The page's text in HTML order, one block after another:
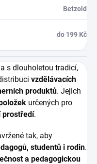
Betzold
do 199 Kč
s dlouholetou tradicí,
vzdělávacích
produktů. Jejich
určených pro
prostředí.
tak, aby
studentů i rodin.
a pedagogickou